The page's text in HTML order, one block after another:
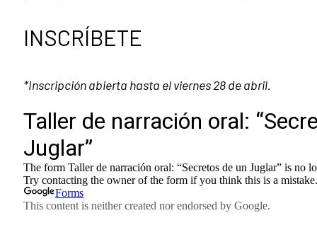
INSCRÍBETE
*Inscripción abierta hasta el viernes 28 de abril.